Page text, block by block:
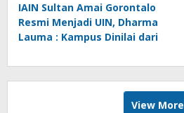
IAIN Sultan Amai Gorontalo
Resmi Menjadi UIN, Dharma
Lauma : Kampus Dinilai dari
View More